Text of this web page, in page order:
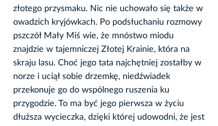
złotego przysmaku. Nic nie uchowało się także w
owadzich kryjówkach. Po podsłuchaniu rozmowy
pszczół Mały Miś wie, że mnóstwo miodu
znajdzie w tajemniczej Złotej Krainie, która na
skraju lasu. Choć jego tata najchętniej zostałby w
norze i uciął sobie drzemkę, niedźwiadek
przekonuje go do wspólnego ruszenia ku
przygodzie. To ma być jego pierwsza w życiu
dłuższa wycieczka, dzięki której udowodni, że jest